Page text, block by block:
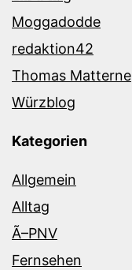
Moggadodde
redaktion42
Thomas Matterne
Würzblog
Kategorien
Allgemein
Alltag
Ã–PNV
Fernsehen